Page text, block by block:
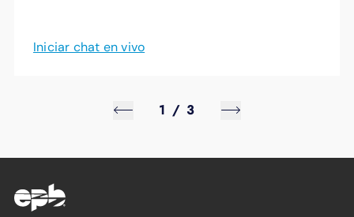
Iniciar chat en vivo
1 / 3